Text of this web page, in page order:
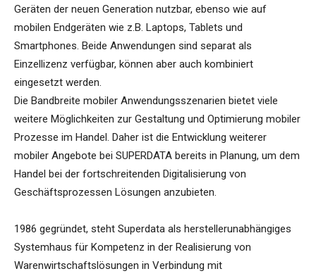
Geräten der neuen Generation nutzbar, ebenso wie auf
mobilen Endgeräten wie z.B. Laptops, Tablets und
Smartphones. Beide Anwendungen sind separat als
Einzellizenz verfügbar, können aber auch kombiniert
eingesetzt werden.
Die Bandbreite mobiler Anwendungsszenarien bietet viele
weitere Möglichkeiten zur Gestaltung und Optimierung mobiler
Prozesse im Handel. Daher ist die Entwicklung weiterer
mobiler Angebote bei SUPERDATA bereits in Planung, um dem
Handel bei der fortschreitenden Digitalisierung von
Geschäftsprozessen Lösungen anzubieten.
1986 gegründet, steht Superdata als herstellerunabhängiges
Systemhaus für Kompetenz in der Realisierung von
Warenwirtschaftslösungen in Verbindung mit